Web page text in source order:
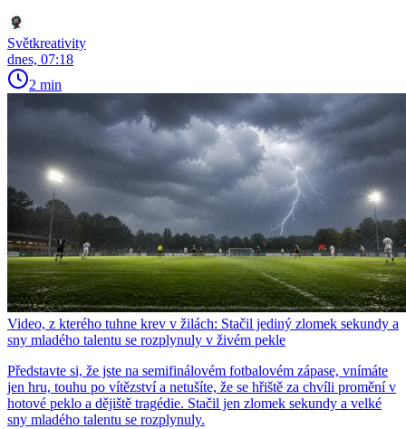
Světkreativity
dnes, 07:18
2 min
Video, z kterého tuhne krev v žilách: Stačil jediný zlomek sekundy a
sny mladého talentu se rozplynuly v živém pekle
Představte si, že jste na semifinálovém fotbalovém zápase, vnímáte
jen hru, touhu po vítězství a netušíte, že se hřiště za chvíli promění v
hotové peklo a dějiště tragédie. Stačil jen zlomek sekundy a velké
sny mladého talentu se rozplynuly.